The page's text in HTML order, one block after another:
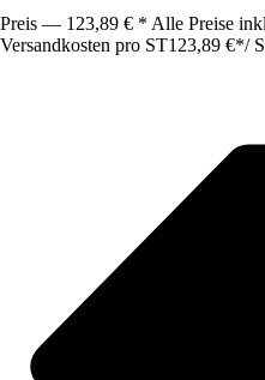
Preis — 123,89 € * Alle Preise
Versandkosten pro ST123,89 €*/